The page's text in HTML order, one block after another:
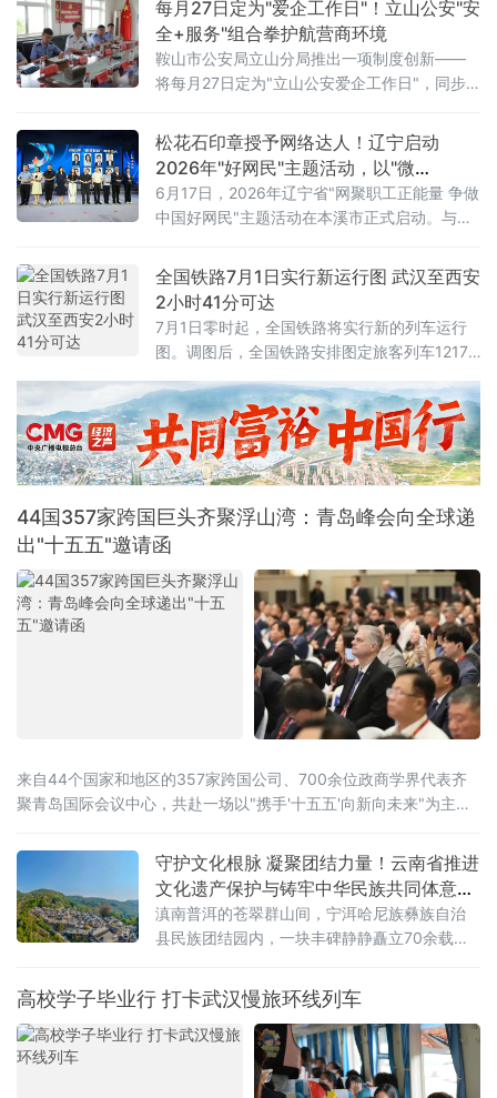
锁行动将于美国东部时间14日16时（伊朗当地
时间14日23时30分）正式启动。这意味着美伊
两国总统6月17日远程签署的谅解备忘录，在生
效不到一个月后即告名存实亡。从“停火”到“重
每月27日定为"爱企工作日"！立山公安"安
全+服务"组合拳护航营商环境
鞍山市公安局立山分局推出一项制度创新——
将每月27日定为"立山公安爱企工作日"，同步
重点企业开展安全警示教育、专项培训及实战
化应急演练，以"无事不扰、有求必应"为原则，
探索警企联动服务营商环境新路径。鞍山水文
局、鞍山市第八中学、冀东水泥、交运旅游汽
车有限公司、红旗大酒店等20余家企业单位代
松花石印章授予网络达人！辽宁启动
2026年"好网民"主题活动，以"微
光"聚"火炬"
6月17日，2026年辽宁省"网聚职工正能量 争做
中国好网民"主题活动在本溪市正式启动。与以
誉印章，成为全场焦点——它被授予辽宁省
2025年最受欢迎网络达人，以此表彰长期深耕
网络阵地、持续输出主流正向声音的优秀创作
者。活动以"微光成炬 清朗同行"为主题，由辽
宁省总工会、辽宁省委网信办联合主办。启动
仪式上，2025年度活动成
全国铁路7月1日实行新运行图 武汉至西安
2小时41分可达
7月1日零时起，全国铁路将实行新的列车运行
图。调图后，全国铁路安排图定旅客列车12174
列，较现图增加111列，铁路客货运输能力、服
务品质和运行效率进一步提升。
44国357家跨国巨头齐聚浮山湾：青岛峰会向全球递
出"十五五"邀请函
来自44个国家和地区的357家跨国公司、700余位政商学界代表齐
聚青岛国际会议中心，共赴一场以"携手'十五五'向新向未来"为主题
守护文化根脉 凝聚团结力量！云南省推进
文化遗产保护与铸牢中华民族共同体意识
深度融合
滇南普洱的苍翠群山间，宁洱哈尼族彝族自治
县民族团结园内，一块丰碑静静矗立70余载。
誓词碑，镌刻着云南26个世居民族“从此我们一
心一德，团结到底，在中国共产党的领导下，
誓为建设平等自由幸福的大家庭而奋斗”的铮铮
誓言。它是云南各民族手足相亲、守望相助的
历史见证，更是全省深耕文化遗产保护、活化
高校学子毕业行 打卡武汉慢旅环线列车